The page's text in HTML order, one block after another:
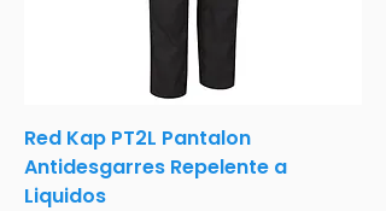
Red Kap PT2L Pantalon
Antidesgarres Repelente a
Liquidos